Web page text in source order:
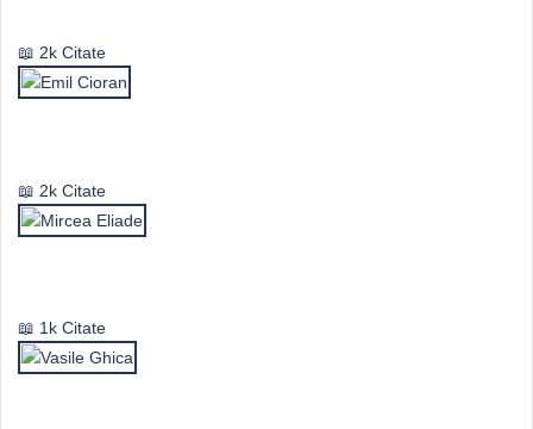
2k Citate
2k Citate
1k Citate